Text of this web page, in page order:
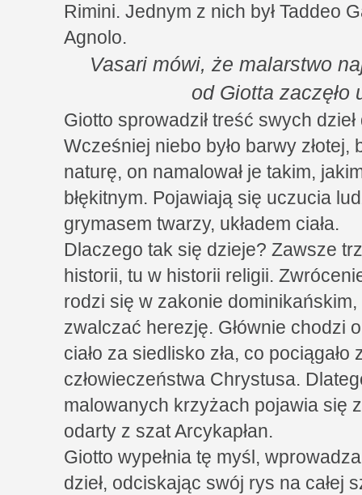
Rimini. Jednym z nich był Taddeo
Agnolo.
Vasari mówi, że malarstwo
od Giotta zaczęło
Giotto sprowadził treść swych
Wcześniej niebo było barwy
naturę, on namalował je takim,
błękitnym. Pojawiają się uczucia
grymasem twarzy, układem ciała.
Dlaczego tak się dzieje? Zawsze
historii, tu w historii religii.
rodzi się w zakonie dominikańskim,
zwalczać herezję. Głównie chodzi
ciało za siedlisko zła, co
człowieczeństwa Chrystusa.
malowanych krzyżach pojawia się
odarty z szat Arcykapłan.
Giotto wypełnia tę myśl,
dzieł, odciskając swój rys na całej